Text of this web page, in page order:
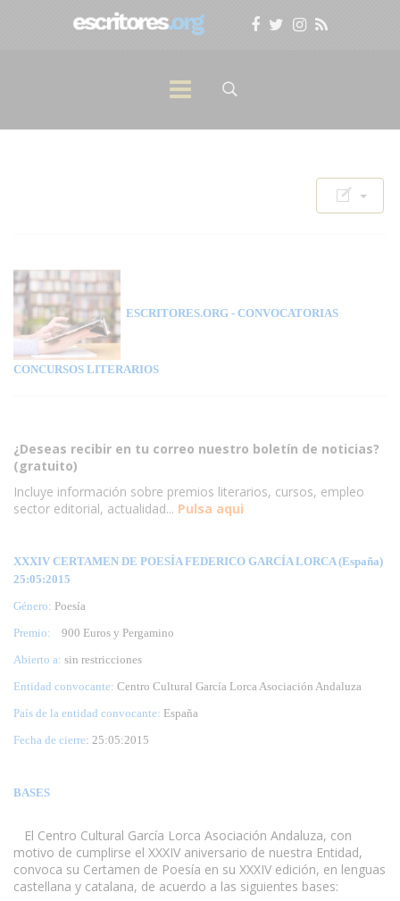
ESCRITORES.ORG - CONVOCATORIAS
CONCURSOS LITERARIOS
¿Deseas recibir en tu correo nuestro boletín de noticias?
(gratuito)
Incluye información sobre premios literarios, cursos, empleo
sector editorial, actualidad... Pulsa aqui
XXXIV CERTAMEN DE POESÍA FEDERICO GARCÍA LORCA (España)
25:05:2015
Género: Poesía
Premio:
900 Euros y Pergamino
Abierto a: sin restricciones
Entidad convocante: Centro Cultural García Lorca Asociación Andaluza
País de la entidad convocante: España
Fecha de cierre: 25:05:2015
BASES
El Centro Cultural García Lorca Asociación Andaluza, con
motivo de cumplirse el XXXIV aniversario de nuestra Entidad,
convoca su Certamen de Poesía en su XXXIV edición, en lenguas
castellana y catalana, de acuerdo a las siguientes bases: